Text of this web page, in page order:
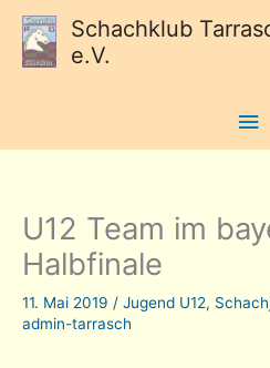
Schachklub
e.V.
U12 Team im
Halbfinale
11. Mai 2019 / Jugend U12,
admin-tarrasch